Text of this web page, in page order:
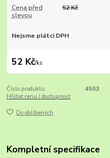
Cena před
slevou
52 Kč
Nejsme plátci DPH
52 Kč/ks
Číslo produktu:
4503
Hlídat cenu / dostupnost
Do oblíbených
Kompletní specifikace